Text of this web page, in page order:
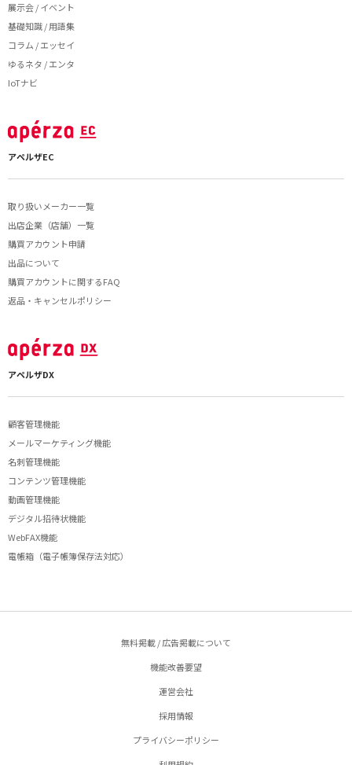
展示会 / イベント
基礎知識 / 用語集
コラム / エッセイ
ゆるネタ / エンタ
IoTナビ
アペルザEC
取り扱いメーカー一覧
出店企業（店舗）一覧
購買アカウント申請
出品について
購買アカウントに関するFAQ
返品・キャンセルポリシー
アペルザDX
顧客管理機能
メールマーケティング機能
名刺管理機能
コンテンツ管理機能
動画管理機能
デジタル招待状機能
WebFAX機能
電帳箱（電子帳簿保存法対応）
無料掲載 / 広告掲載について
機能改善要望
運営会社
採用情報
プライバシーポリシー